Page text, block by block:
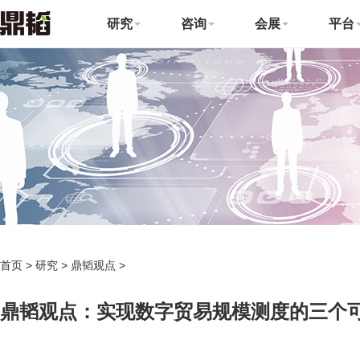
研究 咨询 会展 平台
首页 > 研究 > 鼎韬观点 >
鼎韬观点：实现数字贸易规模测度的三个